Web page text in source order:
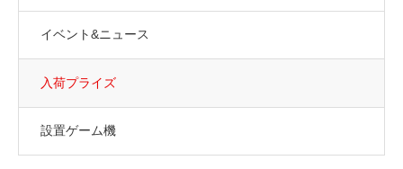
イベント&ニュース
入荷プライズ
設置ゲーム機